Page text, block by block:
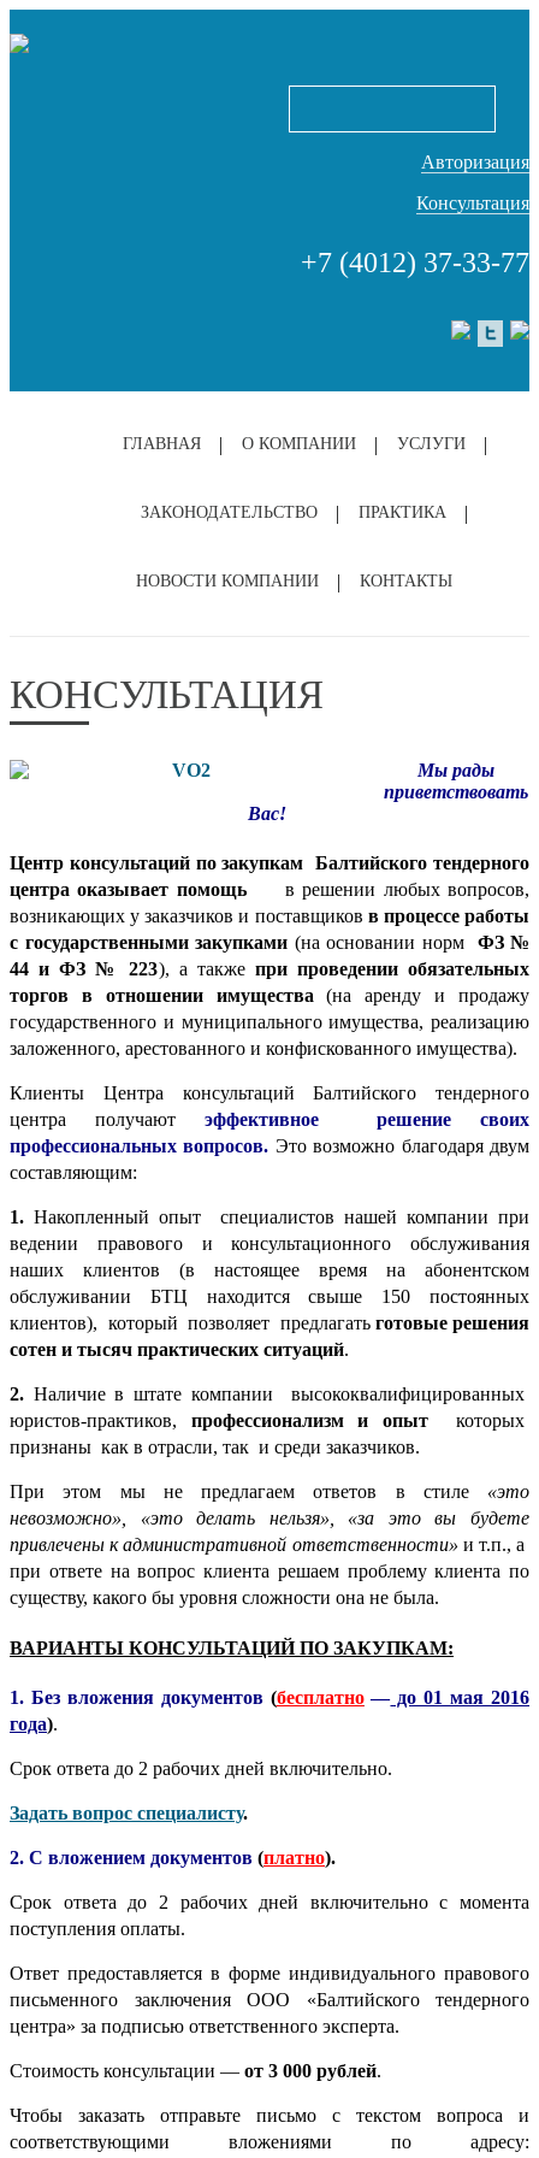
Авторизация
Консультация
+7 (4012) 37-33-77
ГЛАВНАЯ О КОМПАНИИ УСЛУГИ
ЗАКОНОДАТЕЛЬСТВО ПРАКТИКА
НОВОСТИ КОМПАНИИ КОНТАКТЫ
КОНСУЛЬТАЦИЯ
Мы рады
приветствовать
Вас!
Центр консультаций по закупкам Балтийского тендерного
центра оказывает помощьв решении любых вопросов,
возникающих у заказчиков и поставщиков в процессе работы
с государственными закупками (на основании нормФЗ №
44 и ФЗ № 223), а также при проведении обязательных
торгов в отношении имущества (на аренду и продажу
государственного и муниципального имущества, реализацию
заложенного, арестованного и конфискованного имущества).
Клиенты Центра консультаций Балтийского тендерного
центра получают эффективное решение своих
профессиональных вопросов. Это возможно благодаря двум
составляющим:
1. Накопленный опыт специалистов нашей компании при
ведении правового и консультационного обслуживания
наших клиентов (в настоящее время на абонентском
обслуживании БТЦ находится свыше 150 постоянных
клиентов), который позволяет предлагать готовые решения
сотен и тысяч практических ситуаций.
2. Наличие в штате компании высококвалифицированных
юристов-практиков, профессионализм и опыткоторых
признаны как в отрасли, так и среди заказчиков.
При этом мы не предлагаем ответов в стиле «это
невозможно», «это делать нельзя», «за это вы будете
привлечены к административной ответственности» и т.п., а
при ответе на вопрос клиента решаем проблему клиента по
существу, какого бы уровня сложности она не была.
ВАРИАНТЫ КОНСУЛЬТАЦИЙ ПО ЗАКУПКАМ:
1. Без вложения документов(бесплатно—до 01 мая 2016
года).
Срок ответа до 2 рабочих дней включительно.
Задать вопрос специалисту.
2. С вложением документов (платно).
Срок ответа до 2 рабочих дней включительно с момента
поступления оплаты.
Ответ предоставляется в форме индивидуального правового
письменного заключения ООО «Балтийского тендерного
центра» за подписью ответственного эксперта.
Стоимость консультации — от 3 000 рублей.
Чтобы заказать отправьте письмо с текстом вопроса и
соответствующими вложениями по адресу: